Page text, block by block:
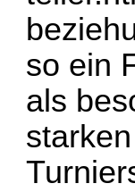
so ein
als